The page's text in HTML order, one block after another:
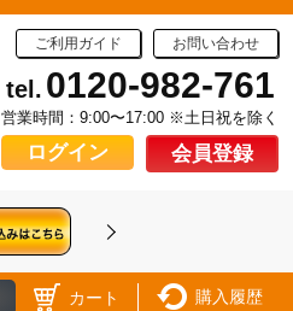
ご利用ガイド お問い合わせ
tel. 0120-982-761
営業時間：9:00〜17:00 ※土日祝を除く
ログイン 会員登録
カート 購入履歴